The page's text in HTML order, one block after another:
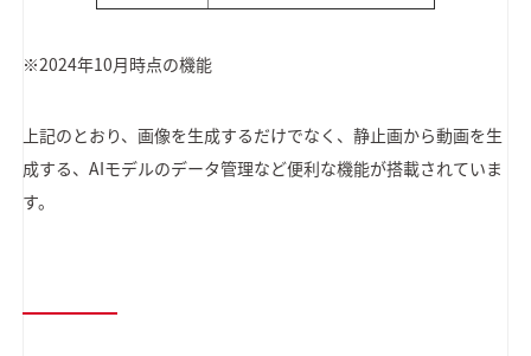
※2024年10月時点の機能
上記のとおり、画像を生成するだけでなく、静止画から動画を生
成する、AIモデルのデータ管理など便利な機能が搭載されていま
す。